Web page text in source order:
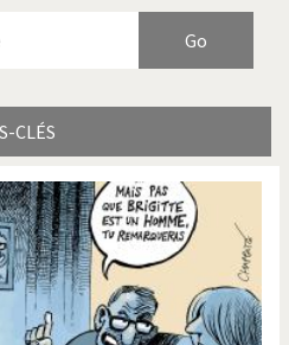
CLÉS
Bienvenue en Italie
Catholique ou pas très?
Crise grecque
Du printemps arabe à
l'hiver
Guerre en Syrie